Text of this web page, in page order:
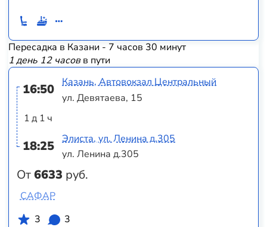
Пересадка в Казани - 7 часов 30 минут
1 день 12 часовв пути
16:50
1 д 1 ч
18:25
От6633 руб.
Казань, Автовокзал Центральный
ул. Девятаева, 15
Элиста, ул. Ленина д.305
ул. Ленина д.305
САФАР
3
3